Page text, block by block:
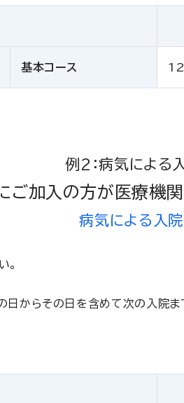
基本コース
例2：病気による
にご加入の方が医療機
病気による入院
。
からその日を含めて次の入院